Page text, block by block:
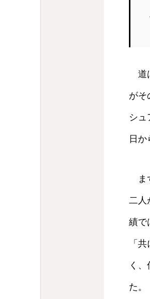
道
がそ
シュ
日
ま
二人
績で
「
く
た。